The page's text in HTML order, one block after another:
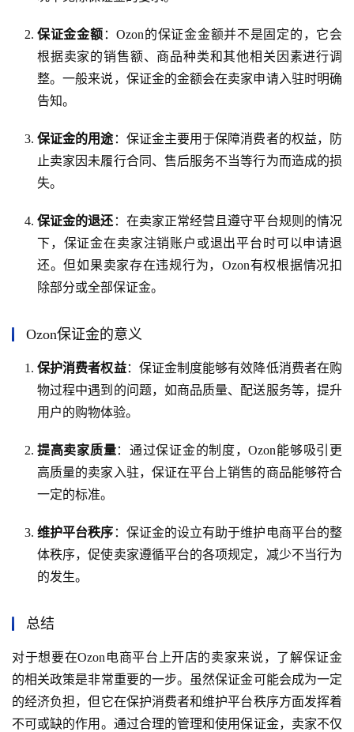
保证金金额 ：Ozon的保证金金额并不是固定的，它会
根据卖家的销售额、商品种类和其他相关因素进行调
整。一般来说，保证金的金额会在卖家申请入驻时明确
告知。
保证金的用途：保证金主要用于保障消费者的权益，防
止卖家因未履行合同、售后服务不当等行为而造成的损
失。
保证金的退还 ：在卖家正常经营且遵守平台规则的情况
下，保证金在卖家注销账户或退出平台时可以申请退
还。但如果卖家存在违规行为，Ozon有权根据情况扣
除部分或全部保证金。
Ozon保证金的意义
保护消费者权益：保证金制度能够有效降低消费者在购
物过程中遇到的问题，如商品质量、配送服务等，提升
用户的购物体验。
提高卖家质量：通过保证金的制度，Ozon能够吸引更
高质量的卖家入驻，保证在平台上销售的商品能够符合
一定的标准。
维护平台秩序 ：保证金的设立有助于维护电商平台的整
体秩序，促使卖家遵循平台的各项规定，减少不当行为
的发生。
总结
对于想要在Ozon电商平台上开店的卖家来说，了解保证金
的相关政策是非常重要的一步。虽然保证金可能会成为一定
的经济负担，但它在保护消费者和维护平台秩序方面发挥着
不可或缺的作用。通过合理的管理和使用保证金，卖家不仅